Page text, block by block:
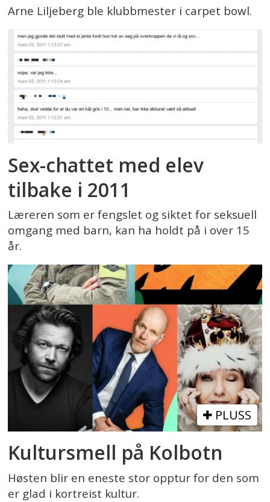
Arne Liljeberg ble klubbmester i carpet bowl.
Sex-chattet med elev
tilbake i 2011
Læreren som er fengslet og siktet for seksuell
omgang med barn, kan ha holdt på i over 15
år.
PLUSS
Kultursmell på Kolbotn
Høsten blir en eneste stor opptur for den som
er glad i kortreist kultur.